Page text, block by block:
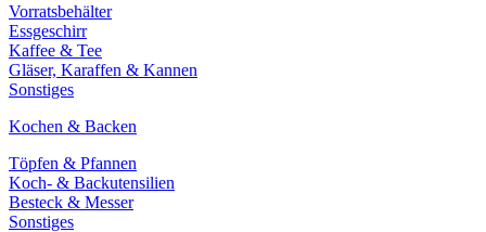
Vorratsbehälter
Essgeschirr
Kaffee & Tee
Gläser, Karaffen & Kannen
Sonstiges
Kochen & Backen
Töpfen & Pfannen
Koch- & Backutensilien
Besteck & Messer
Sonstiges